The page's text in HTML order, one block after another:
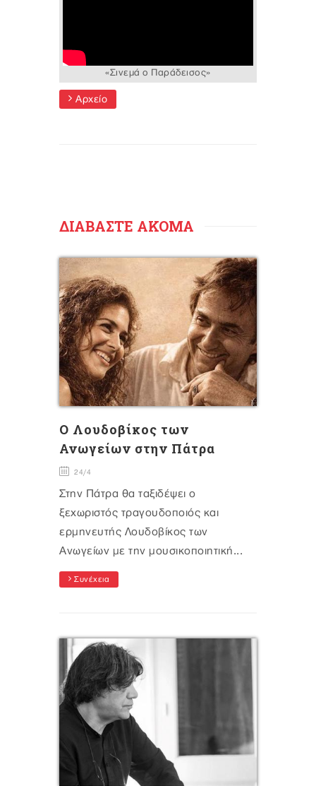
«Σινεμά ο Παράδεισος»
Αρχείο
ΔΙΑΒΑΣΤΕ ΑΚΟΜΑ
Ο Λουδοβίκος των
Ανωγείων στην Πάτρα
24/4
Στην Πάτρα θα ταξιδέψει ο
ξεχωριστός τραγουδοποιός και
ερμηνευτής Λουδοβίκος των
Ανωγείων με την μουσικοποιητική...
Συνέχεια